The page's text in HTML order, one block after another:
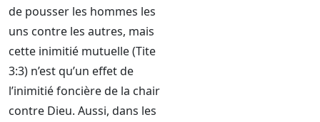
de pousser les hommes les
uns contre les autres, mais
cette inimitié mutuelle (Tite
3:3) n’est qu’un effet de
l’inimitié foncière de la chair
contre Dieu. Aussi, dans les